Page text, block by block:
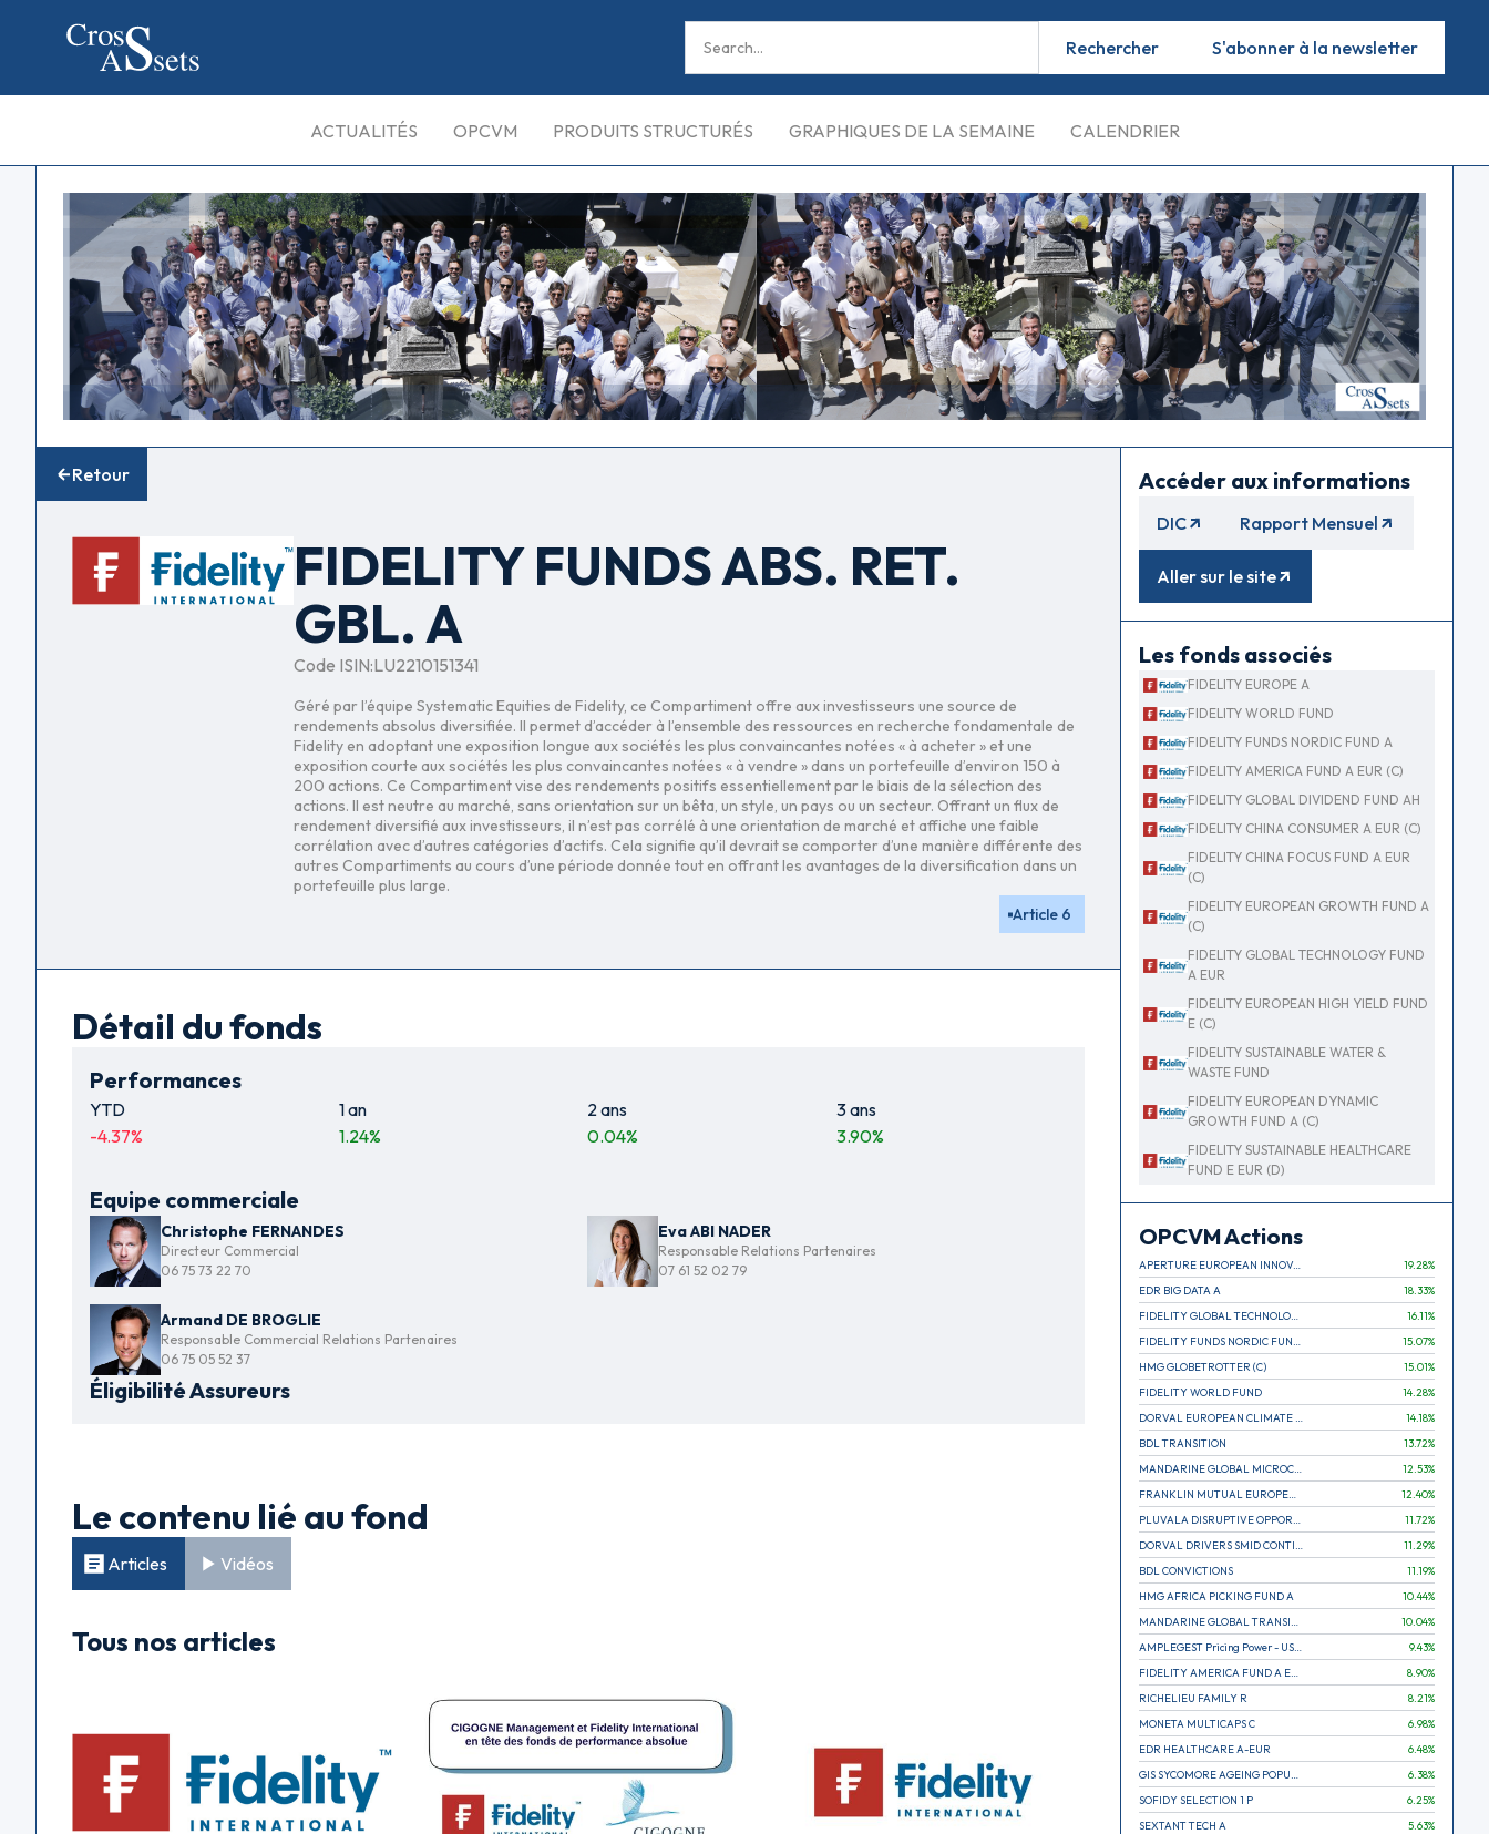
S'abonner à la newsletter
ACTUALITÉS OPCVM PRODUITS STRUCTURÉS GRAPHIQUES DE LA SEMAINE CALENDRIER
Retour
FIDELITY FUNDS ABS. RET.
GBL. A
Code ISIN:LU2210151341
Géré par l’équipe Systematic Equities de Fidelity, ce Compartiment offre aux investisseurs une source de
rendements absolus diversifiée. Il permet d’accéder à l’ensemble des ressources en recherche fondamentale de
Fidelity en adoptant une exposition longue aux sociétés les plus convaincantes notées « à acheter » et une
exposition courte aux sociétés les plus convaincantes notées « à vendre » dans un portefeuille d’environ 150 à
200 actions. Ce Compartiment vise des rendements positifs essentiellement par le biais de la sélection des
actions. Il est neutre au marché, sans orientation sur un bêta, un style, un pays ou un secteur. Offrant un flux de
rendement diversifié aux investisseurs, il n’est pas corrélé à une orientation de marché et affiche une faible
corrélation avec d’autres catégories d’actifs. Cela signifie qu’il devrait se comporter d’une manière différente des
autres Compartiments au cours d’une période donnée tout en offrant les avantages de la diversification dans un
portefeuille plus large.
Article 6
Détail du fonds
Performances
YTD
-4.37%
1 an
1.24%
2 ans
0.04%
3 ans
3.90%
Equipe commerciale
Christophe FERNANDES
Directeur Commercial
06 75 73 22 70
Eva ABI NADER
Responsable Relations Partenaires
07 61 52 02 79
Armand DE BROGLIE
Responsable Commercial Relations Partenaires
06 75 05 52 37
Éligibilité Assureurs
Le contenu lié au fond
Articles Vidéos
Tous nos articles
Accéder aux informations
DIC Rapport Mensuel
Aller sur le site
Les fonds associés
FIDELITY EUROPE A
FIDELITY WORLD FUND
FIDELITY FUNDS NORDIC FUND A
FIDELITY AMERICA FUND A EUR (C)
FIDELITY GLOBAL DIVIDEND FUND AH
FIDELITY CHINA CONSUMER A EUR (C)
FIDELITY CHINA FOCUS FUND A EUR
(C)
FIDELITY EUROPEAN GROWTH FUND A
(C)
FIDELITY GLOBAL TECHNOLOGY FUND
A EUR
FIDELITY EUROPEAN HIGH YIELD FUND
E (C)
FIDELITY SUSTAINABLE WATER &
WASTE FUND
FIDELITY EUROPEAN DYNAMIC
GROWTH FUND A (C)
FIDELITY SUSTAINABLE HEALTHCARE
FUND E EUR (D)
OPCVM Actions
APERTURE EUROPEAN INNOVATION 19.28%
EDR BIG DATA A
18.33%
16.11%
15.07%
HMG GLOBETROTTER (C)
15.01%
FIDELITY WORLD FUND
14.28%
14.18%
BDL TRANSITION
13.72%
12.53%
12.40%
11.72%
11.29%
BDL CONVICTIONS
11.19%
HMG AFRICA PICKING FUND A
10.44%
10.04%
9.43%
8.90%
RICHELIEU FAMILY R
8.21%
MONETA MULTICAPS C
6.98%
EDR HEALTHCARE A-EUR
6.48%
6.38%
SOFIDY SELECTION 1 P
6.25%
SEXTANT TECH A
5.63%